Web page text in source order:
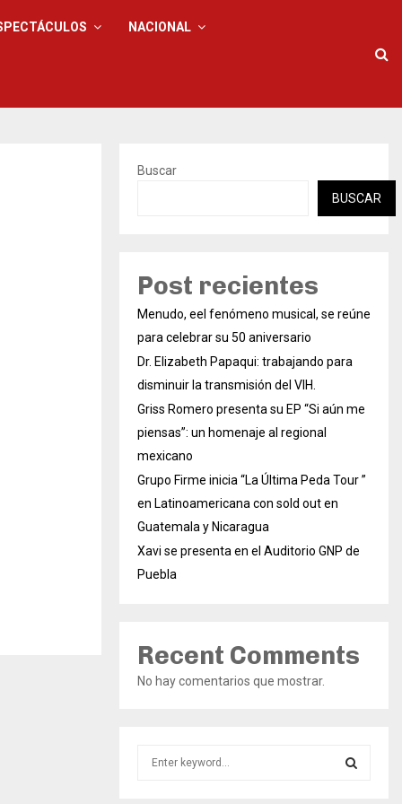
NACIONAL
Buscar
BUSCAR
Post recientes
Menudo, eel fenómeno musical, se reúne
para celebrar su 50 aniversario
Dr. Elizabeth Papaqui: trabajando para
disminuir la transmisión del VIH.
Griss Romero presenta su EP “Si aún me
piensas”: un homenaje al regional
mexicano
Grupo Firme inicia “La Última Peda Tour ”
en Latinoamericana con sold out en
Guatemala y Nicaragua
Xavi se presenta en el Auditorio GNP de
Puebla
Recent Comments
No hay comentarios que mostrar.